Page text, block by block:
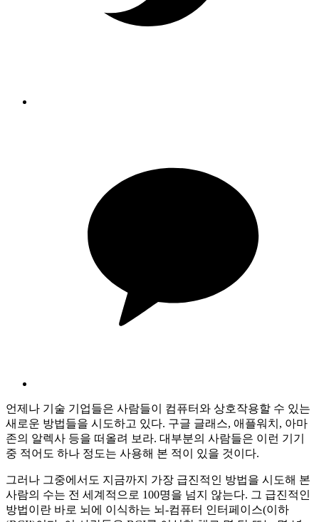
언제나 기술 기업들은 사람들이 컴퓨터와 상호작용할 수 있는
새로운 방법들을 시도하고 있다. 구글 글래스, 애플워치, 아마
존의 알렉사 등을 떠올려 보라. 대부분의 사람들은 이런 기기
중 적어도 하나 정도는 사용해 본 적이 있을 것이다.
그러나 그중에서도 지금까지 가장 급진적인 방법을 시도해 본
사람의 수는 전 세계적으로 100명을 넘지 않는다. 그 급진적인
방법이란 바로 뇌에 이식하는 뇌-컴퓨터 인터페이스(이하